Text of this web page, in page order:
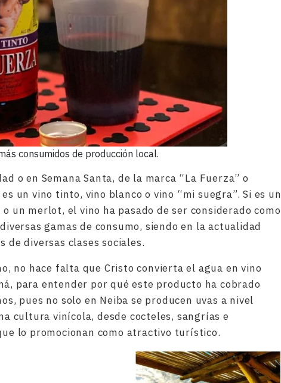
consumidos de producción local.
o en Semana Santa, de la marca “La Fuerza” o
un vino tinto, vino blanco o vino “mi suegra”. Si es un
un merlot, el vino ha pasado de ser considerado como
gamas de consumo, siendo en la actualidad
de diversas clases sociales.
no hace falta que Cristo convierta el agua en vino
para entender por qué este producto ha cobrado
pues no solo en Neiba se producen uvas a nivel
cultura vinícola, desde cocteles, sangrías e
lo promocionan como atractivo turístico.